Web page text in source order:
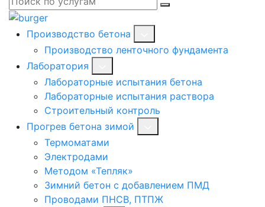
Производство бетона
Производство ленточного фундамента
Лаборатория
Лабораторные испытания бетона
Лабораторные испытания раствора
Строительный контроль
Прогрев бетона зимой
Термоматами
Электродами
Методом «Тепляк»
Зимний бетон с добавлением ПМД
Проводами ПНСВ, ПТПЖ